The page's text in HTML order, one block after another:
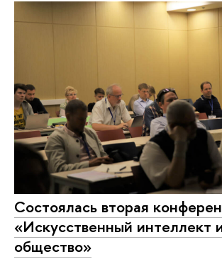
Состоялась вторая
«Искусственный интеллект
общество»